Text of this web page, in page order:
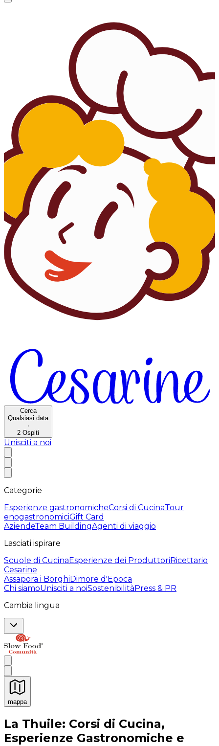
Cerca
Qualsiasi data
·
2 Ospiti
Unisciti a noi
Categorie
Esperienze gastronomicheCorsi di CucinaTour
enogastronomiciGift Card
AziendeTeam BuildingAgenti di viaggio
Lasciati ispirare
Scuole di CucinaEsperienze dei ProduttoriRicettario
Cesarine
Assapora i BorghiDimore d'Epoca
Chi siamoUnisciti a noiSostenibilitàPress & PR
Cambia lingua
mappa
Esperienze culinarie indimenticabili: Esperienze
La Thuile: Corsi di Cucina,
Esperienze Gastronomiche e